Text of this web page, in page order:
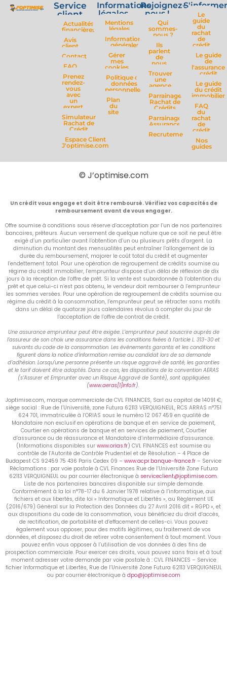
Service
client
Actualités
financières
Avis
client
Contact
FAQ
Prenez
rendez-
vous
avec
un
expert
Simulateur
Rachat de
Crédit
Espace Client
J'optimise.com
Informations
légales
Mentions
légales
Informations
générales
Gérer
mes
cookies
Politique de
données
personnelles
Plan
du
site
Rejoignez-
nous !
Qui
sommes-
nous ?
Ils
parlent
de
nous
Trouver
une
agence
Parrainage
Rachat de
Crédits
Parrainage
Assurance
Recrutement
Le
guide
du
rachat
de
crédit
Le guide
de
l'assurance
crédit
Le guide
du crédit
immobilier
FAQ
du
rachat
de
crédit
Nos
guides
© J’optimise.com
Un crédit vous engage et doit être remboursé. Vérifiez vos capacités de
remboursement avant de vous engager.
Offre soumise à conditions sous réserve d’acceptation par l’un de nos partenaires
bancaires, prêteurs. Aucun versement de quelque nature que ce soit ne peut être
exigé d’un particulier avant l’obtention d’un ou plusieurs prêts d’argent. La
diminution du montant des mensualités peut entraîner l’allongement de la
durée du remboursement, majorer le coût total du crédit et augmenter
l’endettement total. Pour une opération de regroupement de crédits soumise au
régime du crédit immobilier, l’emprunteur dispose d’un délai de réflexion de dix
jours à la réception de l’offre de prêt. Si la vente est subordonnée à l’obtention du
prêt et que celui-ci n’est pas obtenu, le vendeur doit rembourser à l’emprunteur
les sommes versées. Pour une opération de regroupement de crédits soumise au
régime du crédit à la consommation, l’emprunteur peut se rétracter sans motifs
dans un délai de quatorze jours calendaires révolus à compter du jour de
l’acceptation de l’offre de contrat de crédit.
Une assurance emprunteur peut être exigée. L’emprunteur peut souscrire auprès de
l’assureur de son choix une assurance dans les conditions fixées à l’article L. 313-30 et
suivants du code de la consommation. Les événements garantis et les conditions
figurent dans la notice d’information remise au candidat lors de sa demande
d’adhésion. Lorsqu’une personne présente un risque aggravé de santé, les garanties
et le tarif doivent être adaptés. Dans ce cas, les dispositions de la convention AERAS
(s’Assurer et Emprunter avec un Risque Aggravé de Santé), sont appliquées
(www.aeras[1]info.fr).
Joptimise.com, marque commerciale de CVL FINANCES, Sarl au capital de 14091 €,
siège social : Rue de l’Université, zone Futura 62113 VERQUIGNEUL, RCS ARRAS n°751
624 701, immatriculée à l’ORIAS sous le numéro 12 067 459 en qualité de
Mandataire non exclusif en opérations de banque et en service de paiement,
Courtier en opérations de banque et en services de paiement, Courtier
d’assurance ou de réassurance et Mandataire d’intermédiaire d’assurance.
(Informations disponibles sur www.orias.fr) CVL FINANCES est soumise au
contrôle de l’Autorité de Contrôle Prudentiel et de Résolution – 4 Place de
Budapest CS 92459 75 436 Paris Cedex 09 – www.acpr.banque-france.fr – Service
Réclamations : par voie postale à CVL Finances Rue de l’Université Zone Futura
62113 VERQUIGNEUL ou par courrier électronique à serviceclient@joptimise.com.
Liste de nos partenaires bancaires disponible sur simple demande.
Conformément à la loi n°78-17 du 6 Janvier 1978 relative à l’informatique, aux
fichiers et aux libertés, dite loi « Informatique et Libertés », au Règlement UE
(2016/679) Général sur la Protection des Données du 27 Avril 2016 dit « RGPD », et
aux dispositions du code de la consommation, vous bénéficiez du droit d’accès,
de rectification, de portabilité et d’effacement de celles-ci. Vous pouvez
également vous opposer, pour des motifs légitimes, au traitement de vos
données, et disposez du droit de retirer votre consentement à tout moment. Vous
pouvez enfin vous opposer à l’utilisation de vos données à des fins de
prospection commerciale. Pour exercer ces droits, vous pouvez sans frais et à tout
moment adresser votre demande par voie postale à : CVL FINANCES – Service
fichier Informatique et Libertés, Rue de l’Université Zone Futura 62113 VERQUIGNEUL
ou par courrier électronique à dpo@joptimise.com